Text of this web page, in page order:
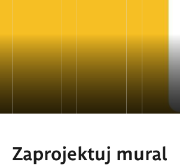
Zaprojektuj mural